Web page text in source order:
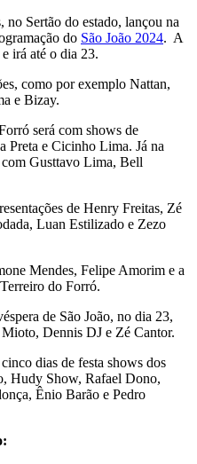
Sertão do estado, lançou na
do São João 2024. A
irá até o dia 23.
como por exemplo Nattan,
e Bizay.
será com shows de
Preta e Cicinho Lima. Já na
Gusttavo Lima, Bell
de Henry Freitas, Zé
Luan Estilizado e Zezo
Mendes, Felipe Amorim e a
do Forró.
de São João, no dia 23,
Dennis DJ e Zé Cantor.
dias de festa shows dos
Hudy Show, Rafael Dono,
Ênio Barão e Pedro